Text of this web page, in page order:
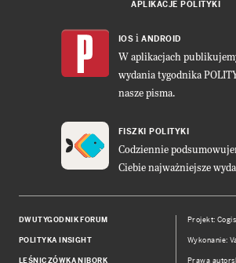
APLIKACJE POLITYKI
IOS i ANDROID
W aplikacjach
wydania tygodnika
nasze pisma.
FISZKI POLITYKI
Codziennie
Ciebie najważniejsze
DWUTYGODNIK FORUM
POLITYKA INSIGHT
LEŚNICZÓWKA NIBORK
Projekt:
Wykonanie:
Prawa